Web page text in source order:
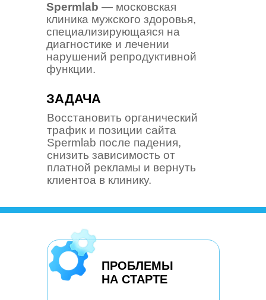
ПРОБЛЕМЫ
НА СТАРТЕ
Spermlab — московская
клиника мужского здоровья,
специализирующаяся на
диагностике и лечении
нарушений репродуктивной
функции.
Восстановить органический
трафик и позиции сайта
Spermlab после падения,
снизить зависимость от
платной рекламы и вернуть
клиентоа в клинику.
ЗАДАЧА